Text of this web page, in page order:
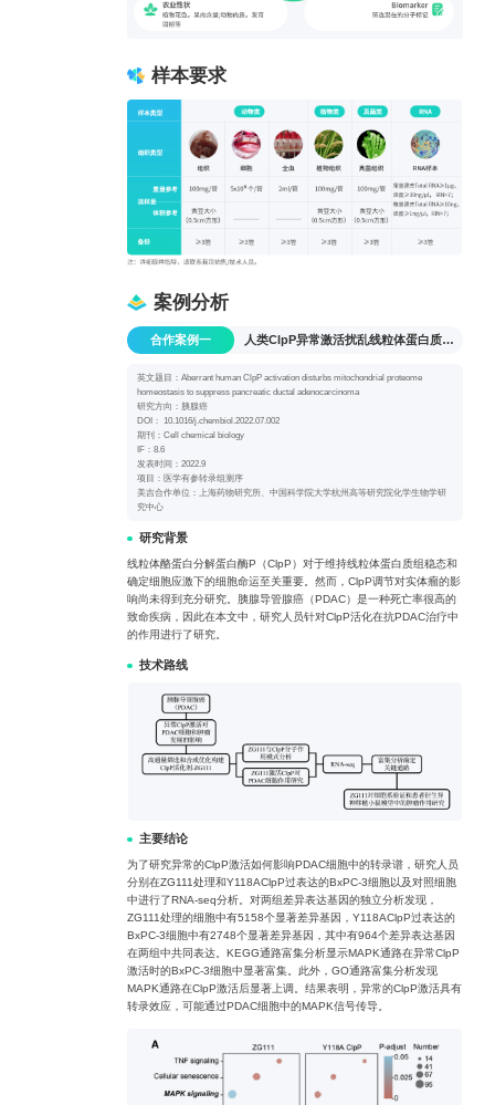
样本要求
案例分析
合作案例一 人类ClpP异常激活扰乱线粒体蛋白质组稳态抑制胰腺导管腺癌
英文题目：Aberrant human ClpP activation disturbs mitochondrial proteome
homeostasis to suppress pancreatic ductal adenocarcinoma
研究方向：胰腺癌
DOI： 10.1016/j.chembiol.2022.07.002
期刊：Cell chemical biology
IF：8.6
发表时间：2022.9
项目：医学有参转录组测序
美吉合作单位：上海药物研究所、中国科学院大学杭州高等研究院化学生物学研
究中心
研究背景
线粒体酪蛋白分解蛋白酶P（ClpP）对于维持线粒体蛋白质组稳态和
确定细胞应激下的细胞命运至关重要。然而，ClpP调节对实体瘤的影
响尚未得到充分研究。胰腺导管腺癌（PDAC）是一种死亡率很高的
致命疾病，因此在本文中，研究人员针对ClpP活化在抗PDAC治疗中
的作用进行了研究。
技术路线
主要结论
为了研究异常的ClpP激活如何影响PDAC细胞中的转录谱，研究人员
分别在ZG111处理和Y118AClpP过表达的BxPC-3细胞以及对照细胞
中进行了RNA-seq分析。对两组差异表达基因的独立分析发现，
ZG111处理的细胞中有5158个显著差异基因，Y118AClpP过表达的
BxPC-3细胞中有2748个显著差异基因，其中有964个差异表达基因
在两组中共同表达。KEGG通路富集分析显示MAPK通路在异常ClpP
激活时的BxPC-3细胞中显著富集。此外，GO通路富集分析发现
MAPK通路在ClpP激活后显著上调。结果表明，异常的ClpP激活具有
转录效应，可能通过PDAC细胞中的MAPK信号传导。